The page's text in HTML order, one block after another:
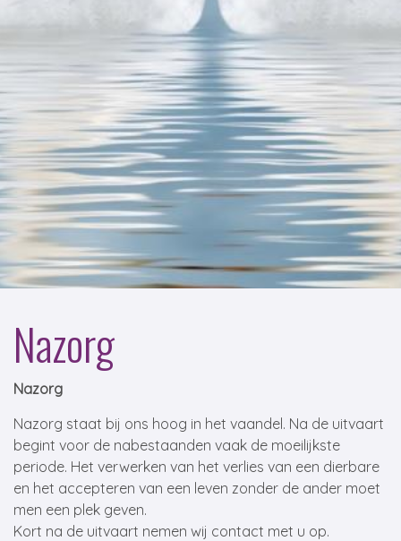
Nazorg
Nazorg
Nazorg staat bij ons hoog in het vaandel. Na de uitvaart
begint voor de nabestaanden vaak de moeilijkste
periode. Het verwerken van het verlies van een dierbare
en het accepteren van een leven zonder de ander moet
men een plek geven.
Kort na de uitvaart nemen wij contact met u op.